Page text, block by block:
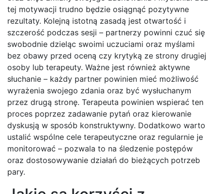
tej motywacji trudno będzie osiągnąć pozytywne
rezultaty. Kolejną istotną zasadą jest otwartość i
szczerość podczas sesji – partnerzy powinni czuć się
swobodnie dzieląc swoimi uczuciami oraz myślami
bez obawy przed oceną czy krytyką ze strony drugiej
osoby lub terapeuty. Ważne jest również aktywne
słuchanie – każdy partner powinien mieć możliwość
wyrażenia swojego zdania oraz być wysłuchanym
przez drugą stronę. Terapeuta powinien wspierać ten
proces poprzez zadawanie pytań oraz kierowanie
dyskusją w sposób konstruktywny. Dodatkowo warto
ustalić wspólne cele terapeutyczne oraz regularnie je
monitorować – pozwala to na śledzenie postępów
oraz dostosowywanie działań do bieżących potrzeb
pary.